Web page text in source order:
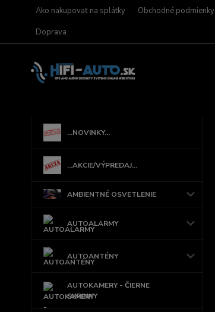
Ako nakupovať na splátky Obchodné podmienky
Doprava
...NOVINKY...
...AKCIE/VÝPREDAJ...
AMBIENTNÉ OSVETLENIE
AUTOALARMY
AUTOANTÉNY
AUTOKAMERY - ČIERNE
SKRINKY